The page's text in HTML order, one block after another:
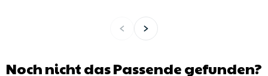
Noch nicht das Passende gefunden?